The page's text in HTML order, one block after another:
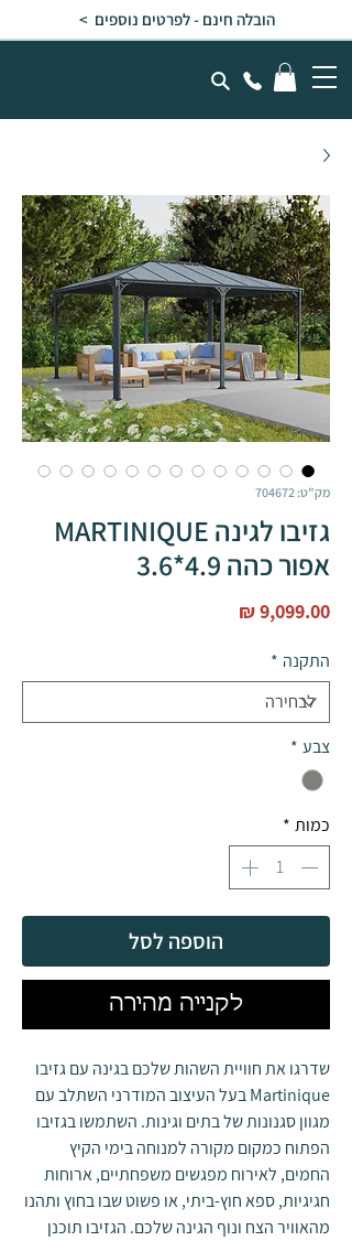
הובלה חינם - לפרטים נוספים >
מק"ט: 704672
גזיבו לגינה MARTINIQUE
אפור כהה 4.9*3.6
התקנה *
צבע *
כמות *
הוספה לסל
לקנייה מהירה
שדרגו את חוויית השהות שלכם בגינה עם גזיבו
Martinique בעל העיצוב המודרני השתלב עם
מגוון סגנונות של בתים וגינות. השתמשו בגזיבו
הפתוח כמקום מקורה למנוחה בימי הקיץ
החמים, לאירוח מפגשים משפחתיים, ארוחות
חגיגיות, ספא חוץ-ביתי, או פשוט שבו בחוץ ותהנו
מהאוויר הצח ונוף הגינה שלכם. הגזיבו תוכנן